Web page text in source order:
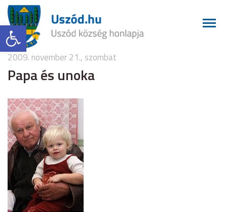
Eszköztár megnyitása
2009. november 21., szombat
Papa és unoka